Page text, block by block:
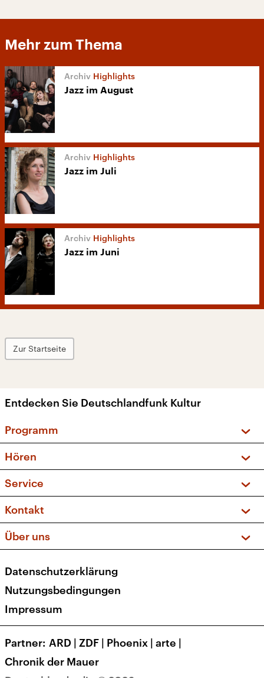
Mehr zum Thema
Highlights
Jazz im August
Highlights
Jazz im Juli
Highlights
Jazz im Juni
Zur Startseite
Entdecken Sie Deutschlandfunk Kultur
Programm
Sendungen und Podcasts
Musikliste
Kakadu – Das Kinderprogramm
Hören
Frequenzen (UKW + DAB+)
Service
FAQ
Apps
Newsletter
Veranstaltungen
Kontakt
Social Media
Über uns
Presse
Karriere
Transparenz
Datenschutzerklärung
Nutzungsbedingungen
Impressum
Partner ARD | ZDF | Phoenix | arte |
Chronik der Mauer